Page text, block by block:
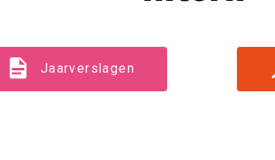
Jaarverslagen